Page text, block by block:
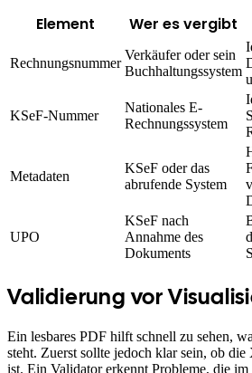
Element Wer es vergibt
Rechnungsnummer
Verkäufer oder sein
Buchhaltungssystem
KSeF-Nummer
Nationales E-
Rechnungssystem
Metadaten
KSeF oder das
abrufende System
UPO
KSeF nach
Annahme des
Dokuments
Validierung vor
Ein lesbares PDF hilft schnell zu sehen,
steht. Zuerst sollte jedoch klar sein, ob
ist. Ein Validator erkennt Probleme, die